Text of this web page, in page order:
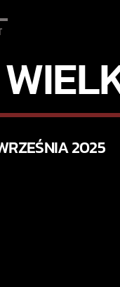
2025